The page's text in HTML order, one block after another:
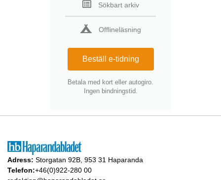
Sökbart arkiv
Offlineläsning
Beställ e-tidning
Betala med kort eller autogiro.
Ingen bindningstid.
Adress: Storgatan 92B, 953 31 Haparanda
Telefon:+46(0)922-280 00